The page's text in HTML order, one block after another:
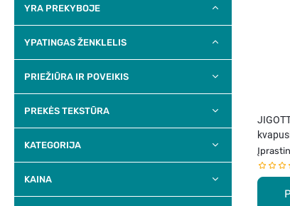
YRA PREKYBOJE
YPATINGAS ŽENKLELIS
PRIEŽIŪRA IR POVEIKIS
PREKĖS TEKSTŪRA
KATEGORIJA
KAINA